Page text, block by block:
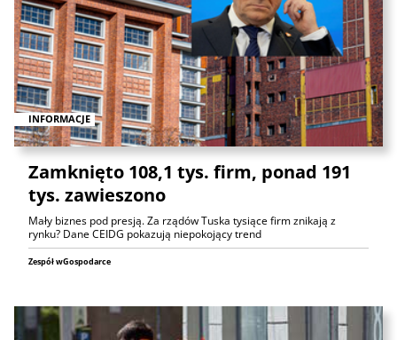
INFORMACJE
Zamknięto 108,1 tys. firm, ponad 191
tys. zawieszono
Mały biznes pod presją. Za rządów Tuska tysiące firm znikają z
rynku? Dane CEIDG pokazują niepokojący trend
Zespół wGospodarce